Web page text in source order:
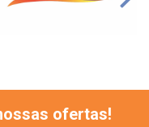
ofertas!